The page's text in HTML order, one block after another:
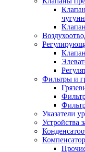
Фильтры и
Указатели
Устройства